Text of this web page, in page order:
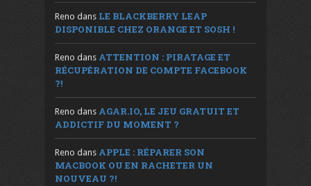
Reno dans LE BLACKBERRY LEAP
DISPONIBLE CHEZ ORANGE ET SOSH !
Reno dans ATTENTION : PIRATAGE ET
RÉCUPÉRATION DE COMPTE FACEBOOK
?!
Reno dans AGAR.IO, LE JEU GRATUIT ET
ADDICTIF DU MOMENT ?
Reno dans APPLE : RÉPARER SON
MACBOOK OU EN RACHETER UN
NOUVEAU ?!